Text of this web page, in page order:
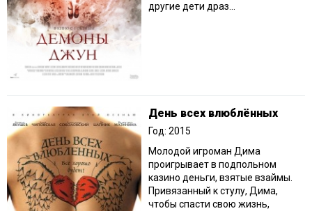
другие дети драз...
День всех влюблённых
Год: 2015
Молодой игроман Дима
проигрывает в подпольном
казино деньги, взятые взаймы.
Привязанный к стулу, Дима,
чтобы спасти свою жизнь,